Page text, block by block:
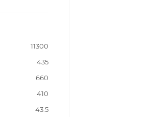
11300
435
660
410
43.5